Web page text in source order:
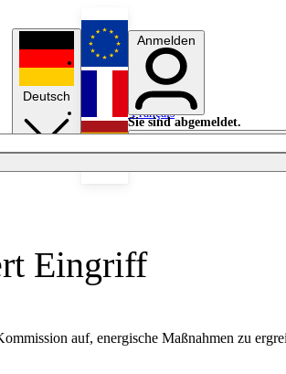
Deutsch
English
Français
Anmelden
Sie sind abgemeldet.
Licht aus
Eingriff
auf, energische Maßnahmen zu